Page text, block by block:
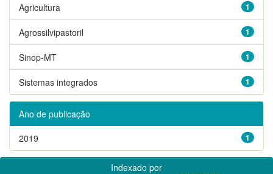
1
Agricultura
1
Agrossilvipastoril
1
Sinop-MT
1
Sistemas integrados
Ano de publicação
1
2019
Indexado por